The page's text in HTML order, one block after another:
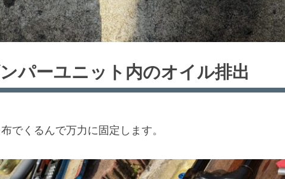
パーユニット内のオイル排出
でくるんで万力に固定します。